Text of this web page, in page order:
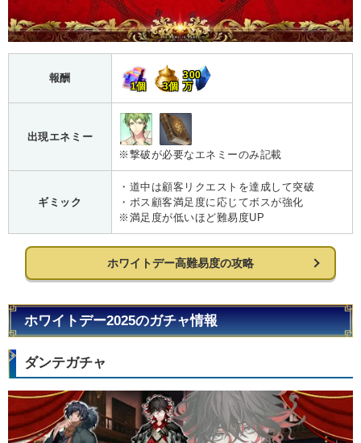
報酬
1個 3個
300
万
出現エネミー
※撃破が必要なエネミーのみ記載
ギミック
・道中は顧客リクエストを達成して突破
・ボス顧客満足度に応じてボスが強化
※満足度が低いほど難易度UP
ホワイトデー高難易度の攻略
ホワイトデー2025のガチャ情報
ダンテガチャ